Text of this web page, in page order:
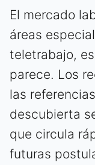
El mercado
áreas
teletrabajo,
parece. Los
las
descubierta
que circula
futuras